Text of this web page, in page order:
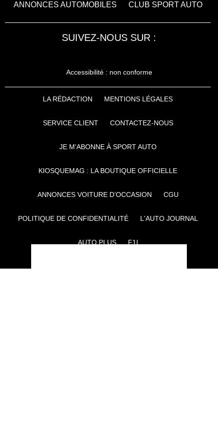
ANNONCES AUTOMOBILES
CLUB SPORT AUTO
SUIVEZ-NOUS SUR :
Accessibilité : non conforme
LA RÉDACTION MENTIONS LÉGALES
SERVICE CLIENT CONTACTEZ-NOUS
JE M'ABONNE À SPORT AUTO
KIOSQUEMAG : LA BOUTIQUE OFFICIELLE
ANNONCES VOITURE D’OCCASION CGU
POLITIQUE DE CONFIDENTIALITÉ L'AUTO JOURNAL
AUTO PLUS F1I